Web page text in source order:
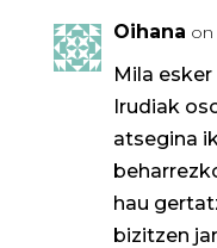
Oihana on
Mila
Irudiak
atsegina
hau
bizitzen